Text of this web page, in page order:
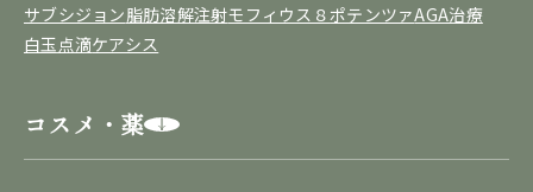
サブシジョン脂肪溶解注射モフィウス８ポテンツァAGA治療
白玉点滴ケアシス
コスメ・薬